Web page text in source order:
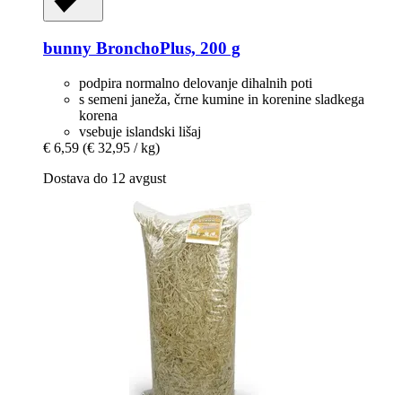
bunny BronchoPlus, 200 g
podpira normalno delovanje dihalnih poti
s semeni janeža, črne kumine in korenine sladkega
korena
vsebuje islandski lišaj
€ 6,59 (€ 32,95 / kg)
Dostava do 12 avgust